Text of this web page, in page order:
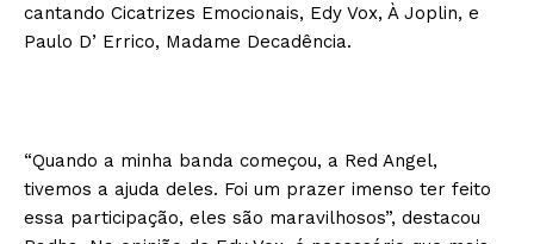
cantando Cicatrizes Emocionais, Edy Vox, À Joplin, e
Paulo D’ Errico, Madame Decadência.
“Quando a minha banda começou, a Red Angel,
tivemos a ajuda deles. Foi um prazer imenso ter feito
essa participação, eles são maravilhosos”, destacou